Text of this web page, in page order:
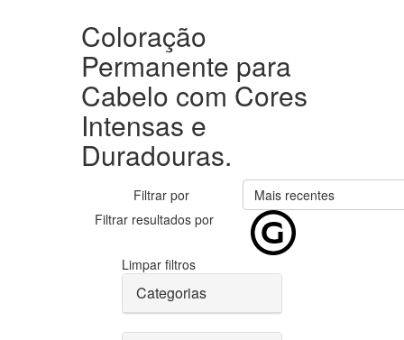
Coloração
Permanente para
Cabelo com Cores
Intensas e
Duradouras.
Filtrar por
Mais recentes
Filtrar resultados por
Limpar filtros
Categorias